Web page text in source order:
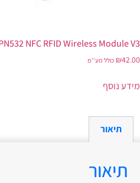
NFC RFID Wireless Module V3
₪42.00 כולל מע''מ
מידע נוסף
תיאור
תיאור